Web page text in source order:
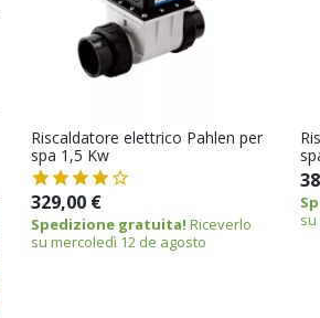
Riscaldatore elettrico Pahlen per
spa 1,5 Kw
329,00 €
Spedizione gratuita! Riceverlo
su mercoledì 12 de agosto